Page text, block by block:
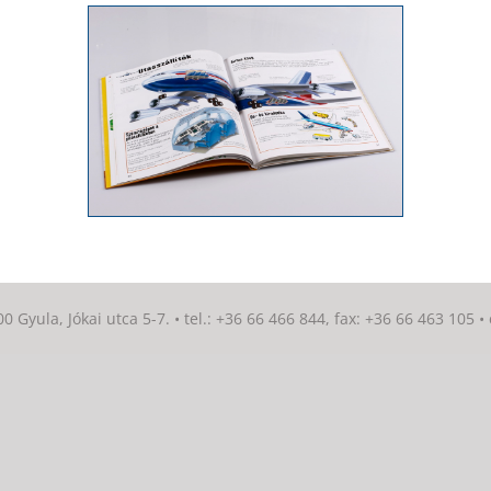
Gyula, Jókai utca 5-7. • tel.: +36 66 466 844, fax: +36 66 463 105 •